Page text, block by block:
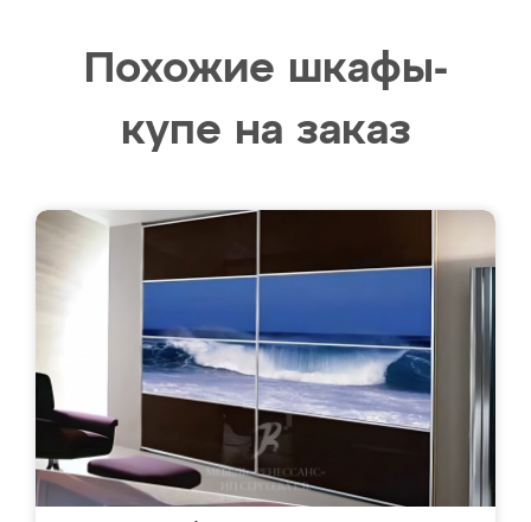
Похожие шкафы-
купе на заказ